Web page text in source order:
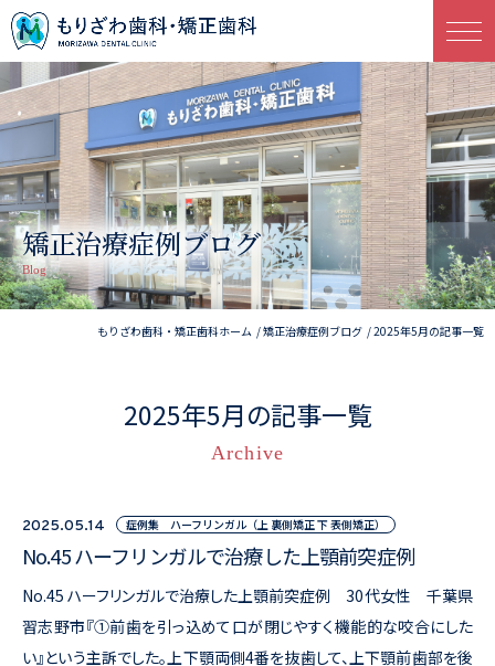
矯正治療症例ブログ
Blog
もりざわ歯科・矯正歯科ホーム 矯正治療症例ブログ 2025年5月の記事一覧
2025年5月の記事一覧
Archive
2025.05.14 症例集 ハーフリンガル（上 裏側矯正 下 表側矯正）
No.45 ハーフリンガルで治療した上顎前突症例
No.45 ハーフリンガルで治療した上顎前突症例 30代女性 千葉県
習志野市『①前歯を引っ込めて口が閉じやすく機能的な咬合にした
い』という主訴でした。上下顎両側4番を抜歯して、上下顎前歯部を後